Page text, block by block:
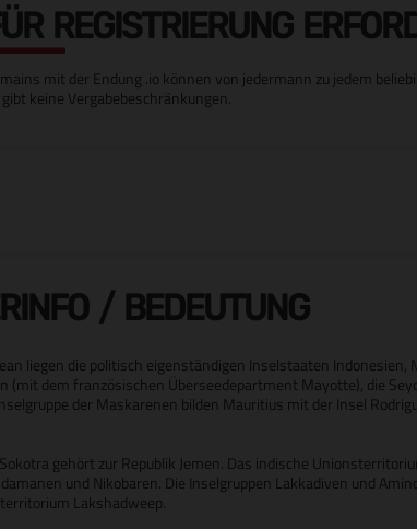
REGISTRIERUNG
mit der Endung .io können von jedermann zu jedem
gibt keine Vergabebeschränkungen.
/ BEDEUTUNG
liegen die politisch eigenständigen Inselstaaten Indonesien,
(mit dem französischen Überseedepartment Mayotte), die
der Maskarenen bilden Mauritius mit der Insel
gehört zur Republik Jemen. Das indische
und Nikobaren. Die Inselgruppen Lakkadiven und
Lakshadweep.